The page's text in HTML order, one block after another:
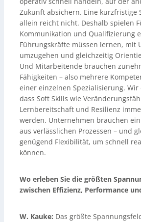
Zukunft absichern. Eine kurzfristige
allein reicht nicht. Deshalb spielen
Kommunikation und Qualifizierung
Führungskräfte müssen lernen, mit
umzugehen und gleichzeitig
Und Mitarbeitende brauchen
Fähigkeiten – also mehrere
einer einzelnen Spezialisierung. Wir
dass Soft Skills wie
Lernbereitschaft und Resilienz
werden. Unternehmen brauchen
aus verlässlichen Prozessen – und
genügend Flexibilität, um schnell
können.
Wo erleben Sie die größten
zwischen Effizienz, Performance
W. Kauke: Das größte